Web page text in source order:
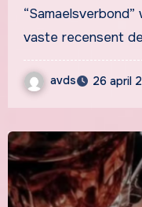
vaste recensent
avds 26 april